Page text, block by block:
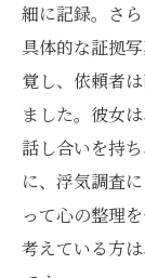
細に記録。さ
具体的な証拠
覚し、依頼者
ました。彼女
話し合いを持
に、浮気調査
って心の整理
考えている方